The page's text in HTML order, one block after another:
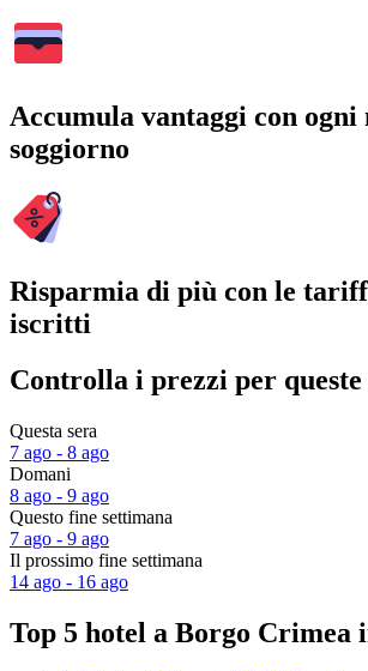
Accumula vantaggi con ogni
soggiorno
Risparmia di più con le
iscritti
Controlla i prezzi per queste
Questa sera
7 ago - 8 ago
Domani
8 ago - 9 ago
Questo fine settimana
7 ago - 9 ago
Il prossimo fine settimana
14 ago - 16 ago
Top 5 hotel a Borgo Crimea